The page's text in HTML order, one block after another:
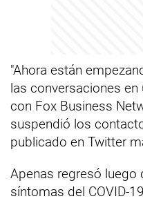
"Ahora están
las conversaciones
con Fox Business
suspendió los
publicado en Twitter
Apenas regresó luego
síntomas del COVID-